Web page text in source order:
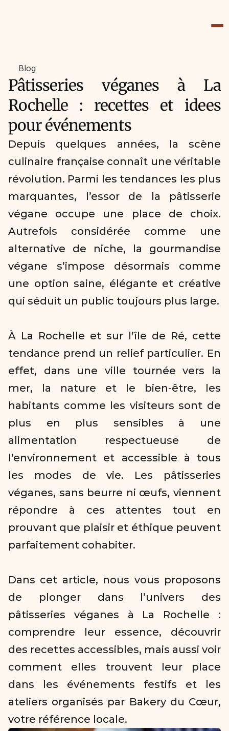
Blog
Pâtisseries véganes à La
Rochelle : recettes et idees
pour événements
Depuis quelques années, la scène
culinaire française connaît une véritable
révolution. Parmi les tendances les plus
marquantes, l’essor de la pâtisserie
végane occupe une place de choix.
Autrefois considérée comme une
alternative de niche, la gourmandise
végane s’impose désormais comme
une option saine, élégante et créative
qui séduit un public toujours plus large.
À La Rochelle et sur l’île de Ré, cette
tendance prend un relief particulier. En
effet, dans une ville tournée vers la
mer, la nature et le bien-être, les
habitants comme les visiteurs sont de
plus en plus sensibles à une
alimentation respectueuse de
l’environnement et accessible à tous
les modes de vie. Les pâtisseries
véganes, sans beurre ni œufs, viennent
répondre à ces attentes tout en
prouvant que plaisir et éthique peuvent
parfaitement cohabiter.
Dans cet article, nous vous proposons
de plonger dans l’univers des
pâtisseries véganes à La Rochelle :
comprendre leur essence, découvrir
des recettes accessibles, mais aussi voir
comment elles trouvent leur place
dans les événements festifs et les
ateliers organisés par Bakery du Cœur,
votre référence locale.